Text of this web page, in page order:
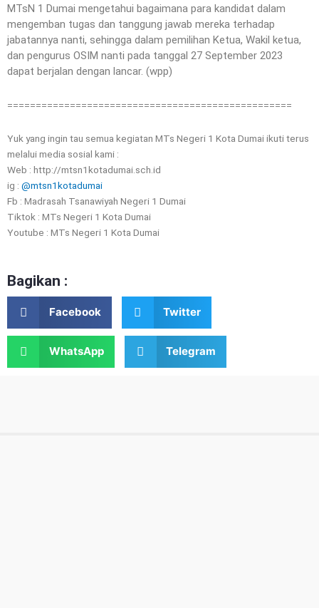
MTsN 1 Dumai mengetahui bagaimana para kandidat dalam
mengemban tugas dan tanggung jawab mereka terhadap
jabatannya nanti, sehingga dalam pemilihan Ketua, Wakil ketua,
dan pengurus OSIM nanti pada tanggal 27 September 2023
dapat berjalan dengan lancar. (wpp)
==================================================
Yuk yang ingin tau semua kegiatan MTs Negeri 1 Kota Dumai ikuti terus
melalui media sosial kami :
Web : http://mtsn1kotadumai.sch.id
ig : @mtsn1kotadumai
Fb : Madrasah Tsanawiyah Negeri 1 Dumai
Tiktok : MTs Negeri 1 Kota Dumai
Youtube : MTs Negeri 1 Kota Dumai
Bagikan :
Facebook Twitter
WhatsApp Telegram